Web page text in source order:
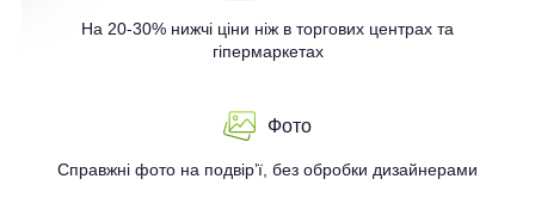
На 20-30% нижчі ціни ніж в торгових центрах та
гіпермаркетах
Фото
Справжні фото на подвір’ї, без обробки дизайнерами